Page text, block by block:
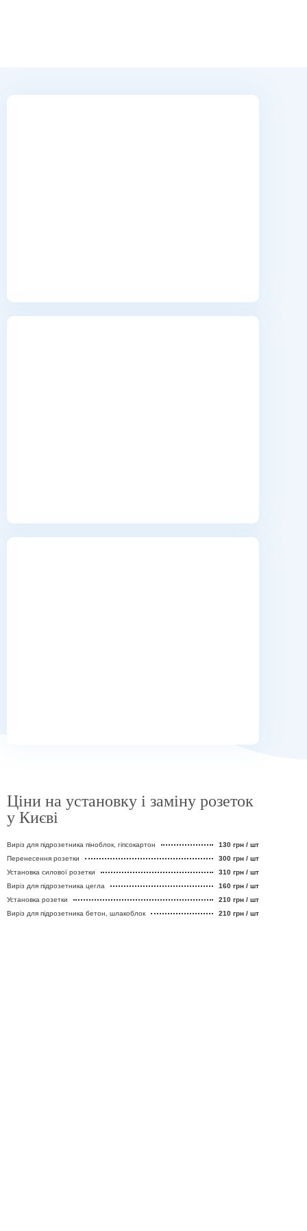
Ціни на установку і заміну розеток
у Києві
Виріз для підрозетника піноблок, гіпсокартон
130 грн / шт
Перенесення розетки
300 грн / шт
Установка силової розетки
310 грн / шт
Виріз для підрозетника цегла
160 грн / шт
Установка розетки
210 грн / шт
Виріз для підрозетника бетон, шлакоблок
210 грн / шт